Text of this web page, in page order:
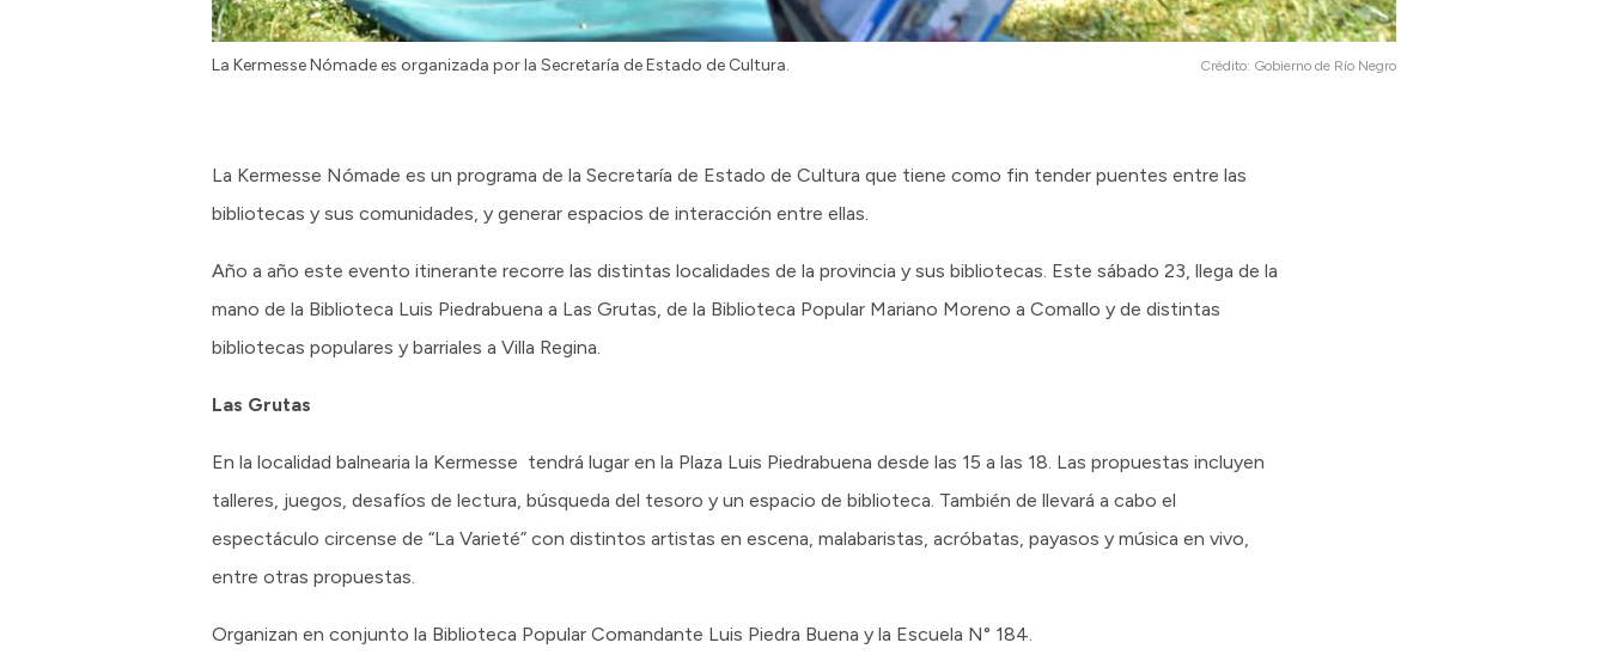
La Kermesse Nómade es organizada por la Secretaría de Estado de Cultura. Crédito: Gobierno de Río Negro
La Kermesse Nómade es un programa de la Secretaría de Estado de Cultura que tiene como fin tender puentes entre las
bibliotecas y sus comunidades, y generar espacios de interacción entre ellas.
Año a año este evento itinerante recorre las distintas localidades de la provincia y sus bibliotecas. Este sábado 23, llega de la
mano de la Biblioteca Luis Piedrabuena a Las Grutas, de la Biblioteca Popular Mariano Moreno a Comallo y de distintas
bibliotecas populares y barriales a Villa Regina.
Las Grutas
En la localidad balnearia la Kermesse tendrá lugar en la Plaza Luis Piedrabuena desde las 15 a las 18. Las propuestas incluyen
talleres, juegos, desafíos de lectura, búsqueda del tesoro y un espacio de biblioteca. También de llevará a cabo el
espectáculo circense de “La Varieté” con distintos artistas en escena, malabaristas, acróbatas, payasos y música en vivo,
entre otras propuestas.
Organizan en conjunto la Biblioteca Popular Comandante Luis Piedra Buena y la Escuela N° 184.